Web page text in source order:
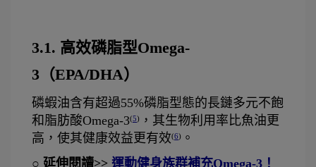
3.1. 高效磷脂型Omega-
3（EPA/DHA）
磷蝦油含有超過55%磷脂型態的長鏈多元不飽
和脂肪酸Omega-3(5)
，其生物利用率比魚油更
高，使其健康效益更有效(6) 。
○ 延伸閱讀>> 運動健身族群補充Omega-3！